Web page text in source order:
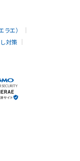
エ）
対策